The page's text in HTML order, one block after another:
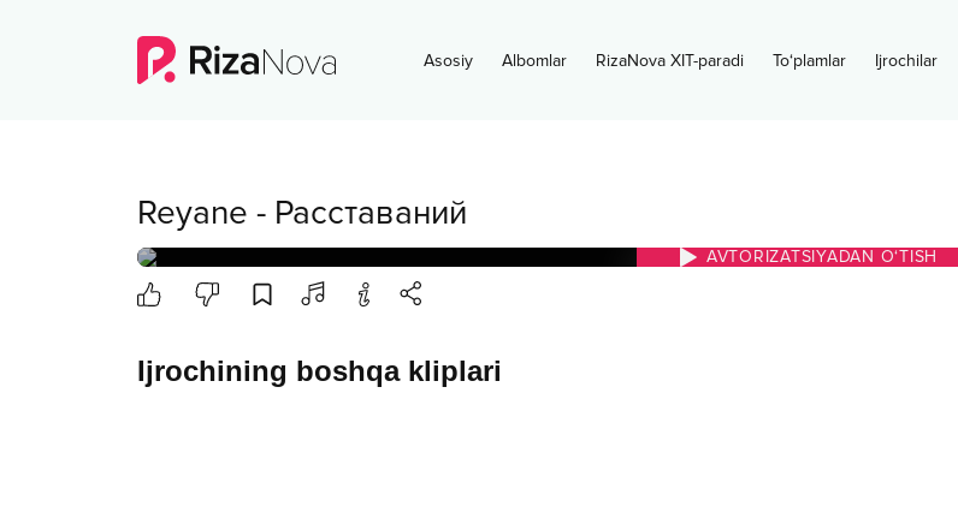
Asosiy Albomlar RizaNova XIT-paradi To‘plamlar Ijrochilar
Reyane - Расставаний
AVTORIZATSIYADAN O‘TISH
Ijrochining boshqa kliplari